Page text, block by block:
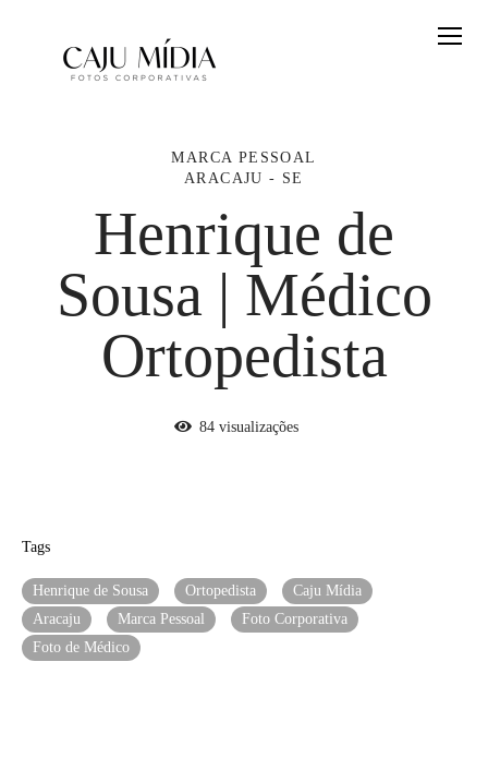
MARCA PESSOAL
ARACAJU - SE
Henrique de
Sousa | Médico
Ortopedista
84visualizações
Tags
Henrique de Sousa Ortopedista
Caju Mídia
Aracaju
Marca Pessoal
Foto Corporativa
Foto de Médico